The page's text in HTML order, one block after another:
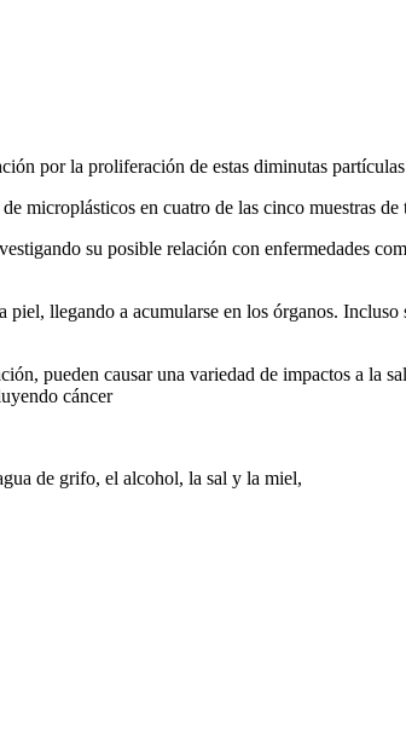
por la proliferación de estas diminutas
microplásticos en cuatro de las cinco muestras
su posible relación con enfermedades
llegando a acumularse en los órganos. Incluso
pueden causar una variedad de impactos a la
cáncer
de grifo, el alcohol, la sal y la miel,